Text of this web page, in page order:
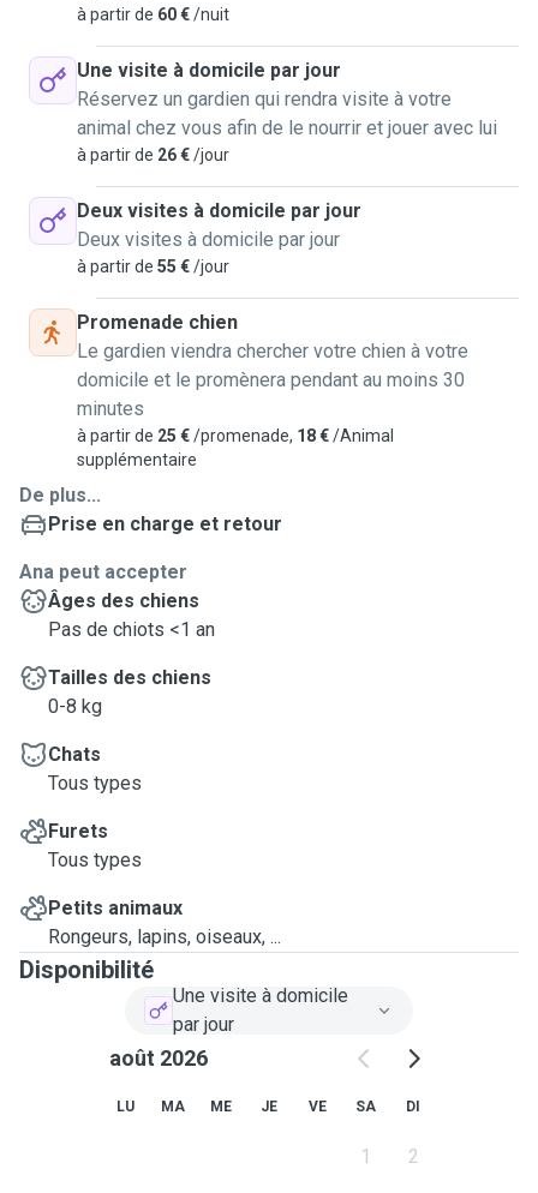
à partir de 60 €/nuit
Une visite à domicile par jour
Réservez un gardien qui rendra visite à votre
animal chez vous afin de le nourrir et jouer avec lui
à partir de 26 €/jour
Deux visites à domicile par jour
Deux visites à domicile par jour
à partir de 55 €/jour
Promenade chien
Le gardien viendra chercher votre chien à votre
domicile et le promènera pendant au moins 30
minutes
à partir de 25 €/promenade, 18 €/Animal
supplémentaire
De plus...
Prise en charge et retour
Ana peut accepter
Âges des chiens
Pas de chiots <1 an
Tailles des chiens
0-8 kg
Chats
Tous types
Furets
Tous types
Petits animaux
Rongeurs, lapins, oiseaux, ...
Disponibilité
Une visite à domicile
par jour
août 2026
LU MA ME JE VE SA DI
1 2